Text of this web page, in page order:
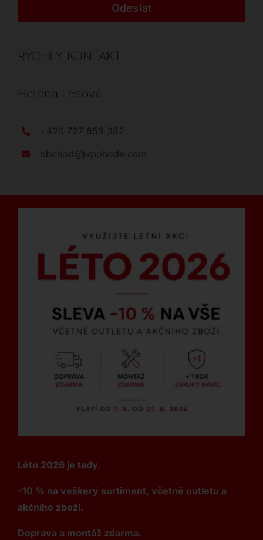
Odeslat
RYCHLÝ KONTAKT
Helena Lesová
+420 727 859 382
obchod@jvpohoda.com
Léto 2026 je tady.
–10 % na veškerý sortiment, včetně outletu a
akčního zboží.
Doprava a montáž zdarma.